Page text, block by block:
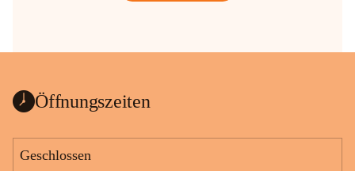
Öffnungszeiten
Geschlossen